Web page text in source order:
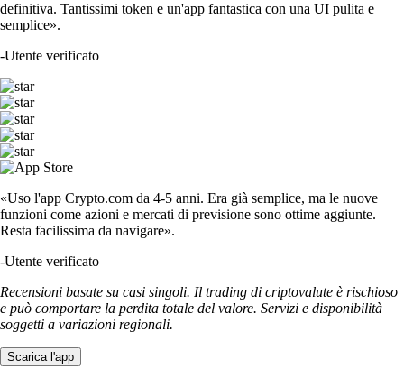
definitiva. Tantissimi token e un'app fantastica con una UI pulita e
semplice».
-Utente verificato
«Uso l'app Crypto.com da 4-5 anni. Era già semplice, ma le nuove
funzioni come azioni e mercati di previsione sono ottime aggiunte.
Resta facilissima da navigare».
-Utente verificato
Recensioni basate su casi singoli. Il trading di criptovalute è rischioso
e può comportare la perdita totale del valore. Servizi e disponibilità
soggetti a variazioni regionali.
Scarica l'app